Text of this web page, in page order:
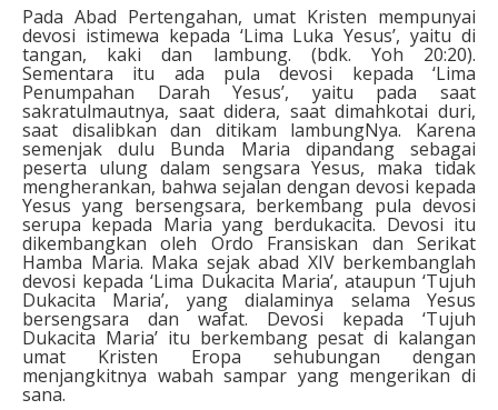
Pada Abad Pertengahan, umat Kristen mempunyai
devosi istimewa kepada ‘Lima Luka Yesus’, yaitu di
tangan, kaki dan lambung. (bdk. Yoh 20:20).
Sementara itu ada pula devosi kepada ‘Lima
Penumpahan Darah Yesus’, yaitu pada saat
sakratulmautnya, saat didera, saat dimahkotai duri,
saat disalibkan dan ditikam lambungNya. Karena
semenjak dulu Bunda Maria dipandang sebagai
peserta ulung dalam sengsara Yesus, maka tidak
mengherankan, bahwa sejalan dengan devosi kepada
Yesus yang bersengsara, berkembang pula devosi
serupa kepada Maria yang berdukacita. Devosi itu
dikembangkan oleh Ordo Fransiskan dan Serikat
Hamba Maria. Maka sejak abad XIV berkembanglah
devosi kepada ‘Lima Dukacita Maria’, ataupun ‘Tujuh
Dukacita Maria’, yang dialaminya selama Yesus
bersengsara dan wafat. Devosi kepada ‘Tujuh
Dukacita Maria’ itu berkembang pesat di kalangan
umat Kristen Eropa sehubungan dengan
menjangkitnya wabah sampar yang mengerikan di
sana.